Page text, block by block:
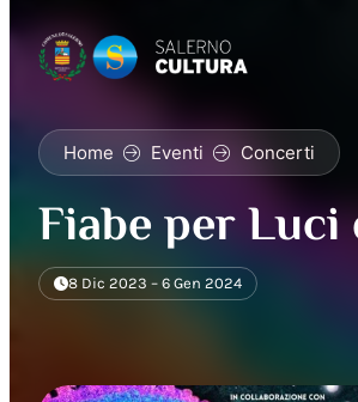
Home Eventi Concerti
Fiabe per Luci
8 Dic 2023 – 6 Gen 2024